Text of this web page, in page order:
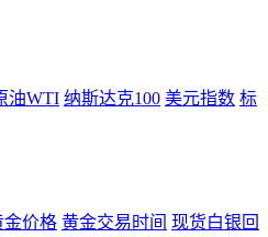
油WTI 纳斯达克100 美元指数 标
金价格 黄金交易时间 现货白银回